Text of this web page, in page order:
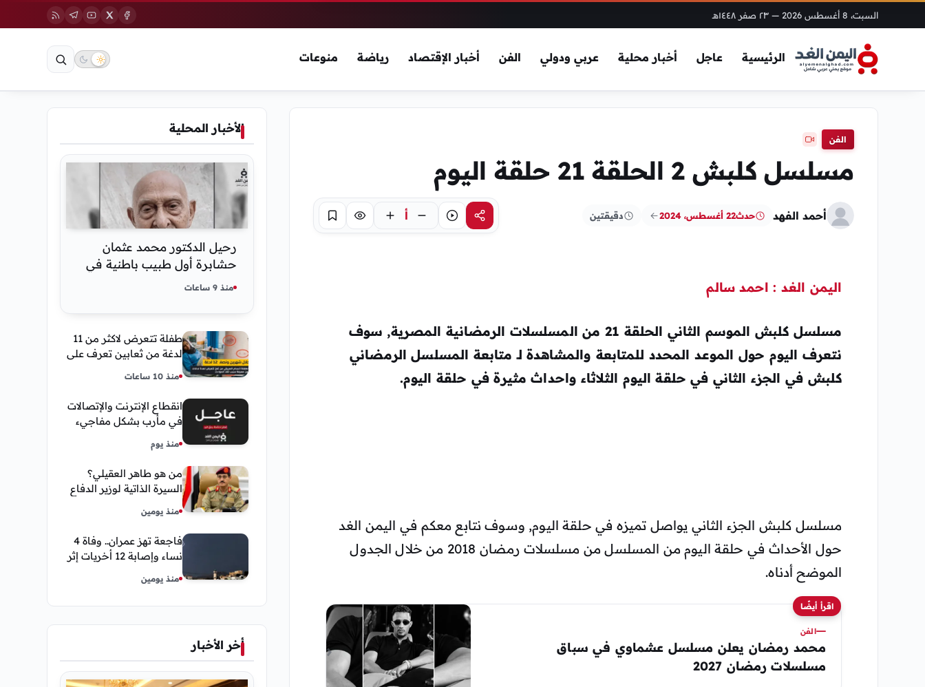
السبت، 8 أغسطس 2026 — ٢٣ صفر ١٤٤٨هـ
الرئيسية عاجل أخبار محلية عربي ودولي الفن أخبار الإقتصاد رياضة منوعات
الفن
مسلسل كلبش 2 الحلقة 21 حلقة اليوم
أحمد الفهد حدث22 أغسطس، 2024 دقيقتين مشاركةاستماع أ تركيز حفظ
اليمن الغد : احمد سالم
مسلسل كلبش الموسم الثاني الحلقة 21 من المسلسلات الرمضانية المصرية, سوف
نتعرف اليوم حول الموعد المحدد للمتابعة والمشاهدة لـ متابعة المسلسل الرمضاني
كلبش في الجزء الثاني في حلقة اليوم الثلاثاء واحداث مثيرة في حلقة اليوم.
مسلسل كلبش الجزء الثاني يواصل تميزه في حلقة اليوم, وسوف نتابع معكم في اليمن الغد
حول الأحداث في حلقة اليوم من المسلسل من مسلسلات رمضان 2018 من خلال الجدول
الموضح أدناه.
اقرأ أيضًا
الفن
محمد رمضان يعلن مسلسل عشماوي في سباق
مسلسلات رمضان 2027
الأخبار المحلية
رحيل الدكتور محمد عثمان
حشابرة أول طبيب باطنية في
الحديدة
منذ 9 ساعات
طفلة تتعرض لاكثر من 11
لدغة من ثعابين تعرف على
العريقي
منذ 10 ساعات
انقطاع الإنترنت والإتصالات
في مأرب بشكل مفاجيء
منذ يوم
من هو طاهر العقيلي؟
السيرة الذاتية لوزير الدفاع
مناصبه
منذ يومين
فاجعة تهز عمران.. وفاة 4
نساء وإصابة 12 أخريات إثر
اجتماعية
منذ يومين
أخر الأخبار